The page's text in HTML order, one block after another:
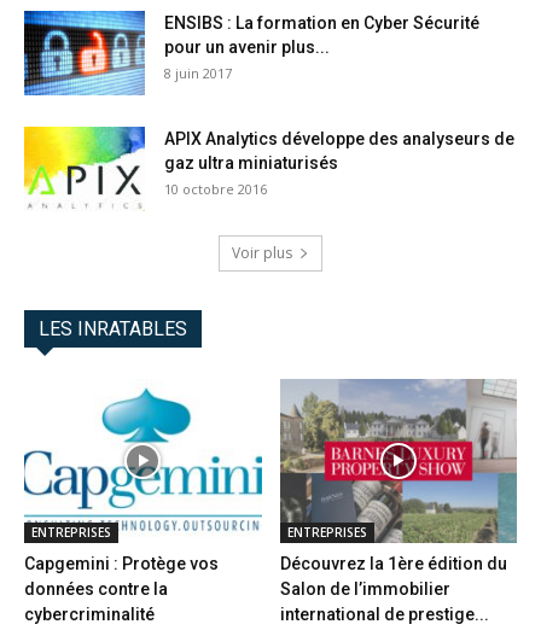
ENSIBS : La formation en Cyber Sécurité
pour un avenir plus...
8 juin 2017
APIX Analytics développe des analyseurs de
gaz ultra miniaturisés
10 octobre 2016
Voir plus
LES INRATABLES
ENTREPRISES
Capgemini : Protège vos
données contre la
cybercriminalité
ENTREPRISES
Découvrez la 1ère édition du
Salon de l’immobilier
international de prestige...